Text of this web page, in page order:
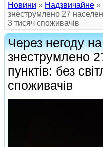
Новини » Надзвичайне »
знеструмлено 27
3 тисяч споживачів
Через негоду
знеструмлено
пунктів: без
споживачів